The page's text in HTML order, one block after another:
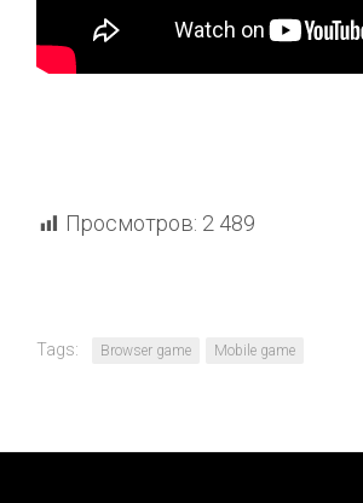
Просмотров: 2 489
Tags: Browser game Mobile game